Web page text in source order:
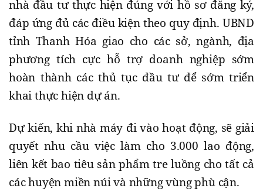
nhà đầu tư thực hiện đúng với hồ sơ đăng ký,
đáp ứng đủ các điều kiện theo quy định. UBND
tỉnh Thanh Hóa giao cho các sở, ngành, địa
phương tích cực hỗ trợ doanh nghiệp sớm
hoàn thành các thủ tục đầu tư để sớm triển
khai thực hiện dự án.
Dự kiến, khi nhà máy đi vào hoạt động, sẽ giải
quyết nhu cầu việc làm cho 3.000 lao động,
liên kết bao tiêu sản phẩm tre luồng cho tất cả
các huyện miền núi và những vùng phù cận.